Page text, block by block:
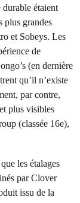
durable étaient
plus grandes
et Sobeys. Les
de
(en dernière
qu’il n’existe
par contre,
plus visibles
(classée 16e),
les étalages
par Clover
issu de la